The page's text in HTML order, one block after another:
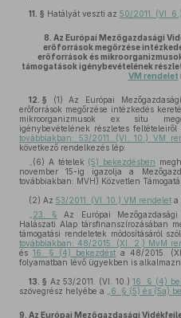
11. § Hatályát veszti az 50/2011. (VI.
8. Az Európai Mezőgazdasági
erőforrások megőrzése
erőforrások és
támogatások igénybevételének
VM rendelet
12. § (1) Az Európai
erőforrások megőrzése intézkedés
mikroorganizmusok ex situ
igénybevételének részletes feltételeiről
továbbiakban: 53/2011. (VI. 10.) VM
következő rendelkezés lép:
„(6) A tételek (5) bekezdésben
november 15-ig igazolja a
továbbiakban: MVH) Közvetlen
(2) Az 53/2011. (VI. 10.) VM rendelet a
23. §
Az Európai
Halászati Alap társfinanszírozásában
támogatási rendeletek módosításáról
továbbiakban: 48/2015. (XI. 2.) MvM
és 16. § (4) bekezdést a 48/2015.
folyamatban lévő ügyekben is
13. § Az 53/2011. (VI. 10.)16. § (4)
szövegrész helyébe a „ 6. § (5) és (5a)
9. Az Európai Mezőgazdasági